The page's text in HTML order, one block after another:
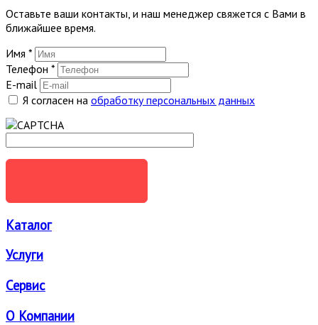
Оставьте ваши контакты, и наш менеджер свяжется с Вами в
ближайшее время.
Имя *
Телефон *
E-mail
Я согласен на обработку персональных данных
Каталог
Услуги
Сервис
О Компании